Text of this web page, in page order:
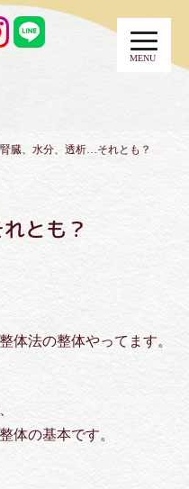
MENU
腎臓、水分、透析…それとも？
とも？
法の整体やってます。
体の基本です。